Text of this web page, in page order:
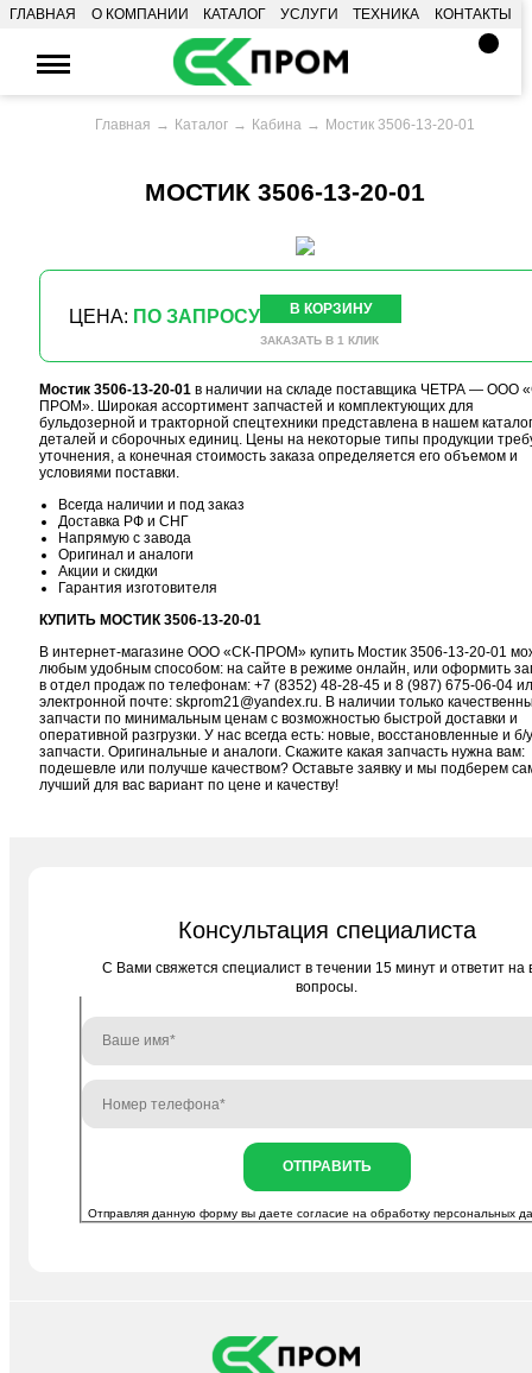
ГЛАВНАЯ О КОМПАНИИ КАТАЛОГ УСЛУГИ ТЕХНИКА КОНТАКТЫ
Главная Каталог Кабина Мостик 3506-13-20-01
МОСТИК 3506-13-20-01
ЦЕНА: ПО ЗАПРОСУ В КОРЗИНУ
ЗАКАЗАТЬ В 1 КЛИК
Мостик 3506-13-20-01в наличии на складе поставщика ЧЕТРА — ООО
ПРОМ». Широкая ассортимент запчастей и комплектующих для
бульдозерной и тракторной спецтехники представлена в нашем
деталей и сборочных единиц. Цены на некоторые типы продукции
уточнения, а конечная стоимость заказа определяется его объемом и
условиями поставки.
Всегда наличии и под заказ
Доставка РФ и СНГ
Напрямую с завода
Оригинал и аналоги
Акции и скидки
Гарантия изготовителя
КУПИТЬ МОСТИК 3506-13-20-01
В интернет-магазине ООО «СК-ПРОМ» купить Мостик 3506-13-20-01
любым удобным способом: на сайте в режиме онлайн, или оформить
в отдел продаж по телефонам: +7 (8352) 48-28-45и 8 (987) 675-06-04
электронной почте: skprom21@yandex.ru. В наличии только
запчасти по минимальным ценам с возможностью быстрой доставки и
оперативной разгрузки. У нас всегда есть: новые, восстановленные и б/у
запчасти. Оригинальные и аналоги. Скажите какая запчасть нужна вам:
подешевле или получше качеством? Оставьте заявку и мы подберем
лучший для вас вариант по цене и качеству!
Консультация специалиста
C Вами свяжется специалист в течении 15 минут и ответит на
вопросы.
ОТПРАВИТЬ
Отправляя данную форму вы даете согласие наобработку персональных